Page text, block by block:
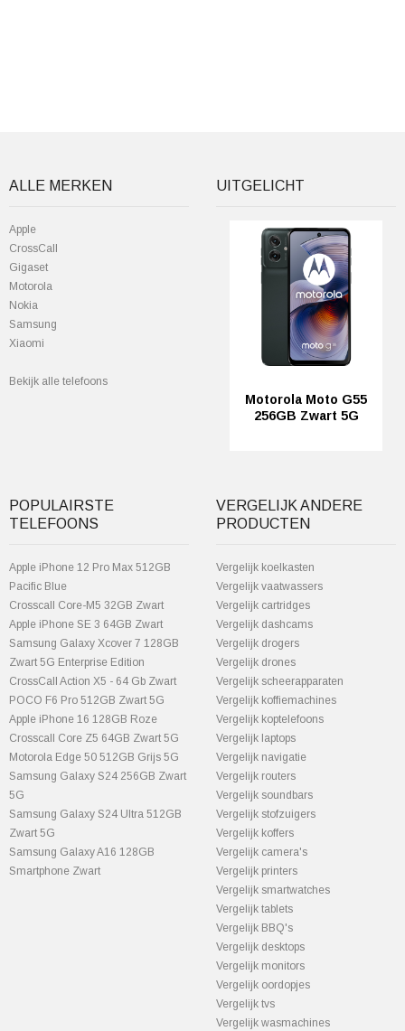
ALLE MERKEN
Apple
CrossCall
Gigaset
Motorola
Nokia
Samsung
Xiaomi
Bekijk alle telefoons
UITGELICHT
Motorola Moto G55
256GB Zwart 5G
POPULAIRSTE
TELEFOONS
Apple iPhone 12 Pro Max 512GB
Pacific Blue
Crosscall Core-M5 32GB Zwart
Apple iPhone SE 3 64GB Zwart
Samsung Galaxy Xcover 7 128GB
Zwart 5G Enterprise Edition
CrossCall Action X5 - 64 Gb Zwart
POCO F6 Pro 512GB Zwart 5G
Apple iPhone 16 128GB Roze
Crosscall Core Z5 64GB Zwart 5G
Motorola Edge 50 512GB Grijs 5G
Samsung Galaxy S24 256GB Zwart
5G
Samsung Galaxy S24 Ultra 512GB
Zwart 5G
Samsung Galaxy A16 128GB
Smartphone Zwart
VERGELIJK ANDERE
PRODUCTEN
Vergelijk koelkasten
Vergelijk vaatwassers
Vergelijk cartridges
Vergelijk dashcams
Vergelijk drogers
Vergelijk drones
Vergelijk scheerapparaten
Vergelijk koffiemachines
Vergelijk koptelefoons
Vergelijk laptops
Vergelijk navigatie
Vergelijk routers
Vergelijk soundbars
Vergelijk stofzuigers
Vergelijk koffers
Vergelijk camera's
Vergelijk printers
Vergelijk smartwatches
Vergelijk tablets
Vergelijk BBQ's
Vergelijk desktops
Vergelijk monitors
Vergelijk oordopjes
Vergelijk tvs
Vergelijk wasmachines